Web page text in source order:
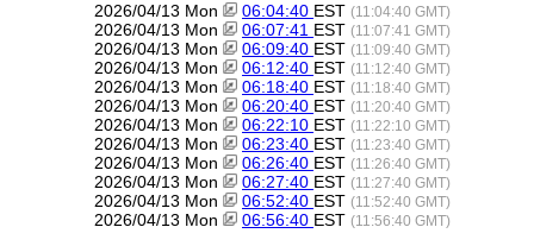
2026/04/13 Mon 06:04:40 EST (11:04:40 GMT)
2026/04/13 Mon 06:07:41 EST (11:07:41 GMT)
2026/04/13 Mon 06:09:40 EST (11:09:40 GMT)
2026/04/13 Mon 06:12:40 EST (11:12:40 GMT)
2026/04/13 Mon 06:18:40 EST (11:18:40 GMT)
2026/04/13 Mon 06:20:40 EST (11:20:40 GMT)
2026/04/13 Mon 06:22:10 EST (11:22:10 GMT)
2026/04/13 Mon 06:23:40 EST (11:23:40 GMT)
2026/04/13 Mon 06:26:40 EST (11:26:40 GMT)
2026/04/13 Mon 06:27:40 EST (11:27:40 GMT)
2026/04/13 Mon 06:52:40 EST (11:52:40 GMT)
2026/04/13 Mon 06:56:40 EST (11:56:40 GMT)